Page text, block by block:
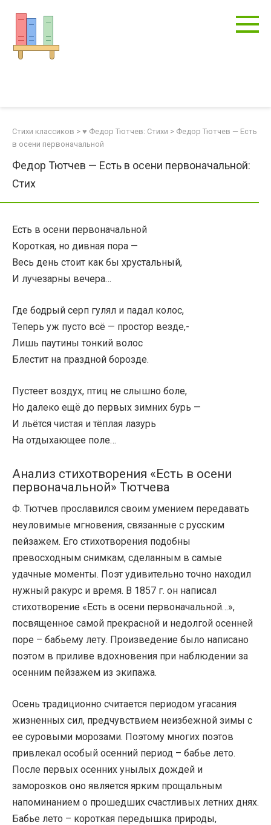
контенту
Стихи классиков > ♥ Федор Тютчев: Стихи > Федор Тютчев — Есть
в осени первоначальной
Федор Тютчев — Есть в осени первоначальной:
Стих
Есть в осени первоначальной
Короткая, но дивная пора —
Весь день стоит как бы хрустальный,
И лучезарны вечера…
Где бодрый серп гулял и падал колос,
Теперь уж пусто всё — простор везде,-
Лишь паутины тонкий волос
Блестит на праздной борозде.
Пустеет воздух, птиц не слышно боле,
Но далеко ещё до первых зимних бурь —
И льётся чистая и тёплая лазурь
На отдыхающее поле…
Анализ стихотворения «Есть в осени
первоначальной» Тютчева
Ф. Тютчев прославился своим умением передавать
неуловимые мгновения, связанные с русским
пейзажем. Его стихотворения подобны
превосходным снимкам, сделанным в самые
удачные моменты. Поэт удивительно точно находил
нужный ракурс и время. В 1857 г. он написал
стихотворение «Есть в осени первоначальной…»,
посвященное самой прекрасной и недолгой осенней
поре – бабьему лету. Произведение было написано
поэтом в приливе вдохновения при наблюдении за
осенним пейзажем из экипажа.
Осень традиционно считается периодом угасания
жизненных сил, предчувствием неизбежной зимы с
ее суровыми морозами. Поэтому многих поэтов
привлекал особый осенний период – бабье лето.
После первых осенних унылых дождей и
заморозков оно является ярким прощальным
напоминанием о прошедших счастливых летних днях.
Бабье лето – короткая передышка природы,